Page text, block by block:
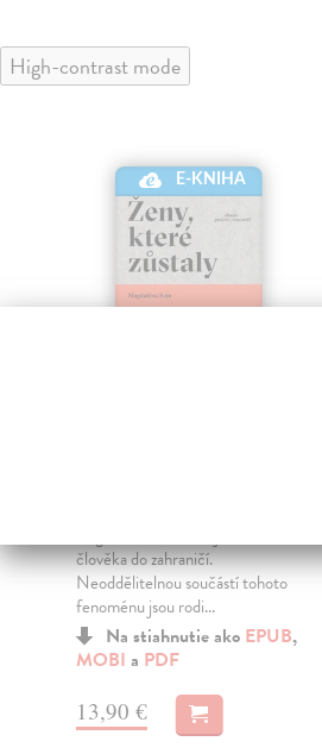
High-contrast mode
E-KNIHA
člověka do zahraničí.
Neoddělitelnou součástí tohoto
fenoménu jsou rodi...
Na stiahnutie ako EPUB,
MOBI a PDF
13,90 €